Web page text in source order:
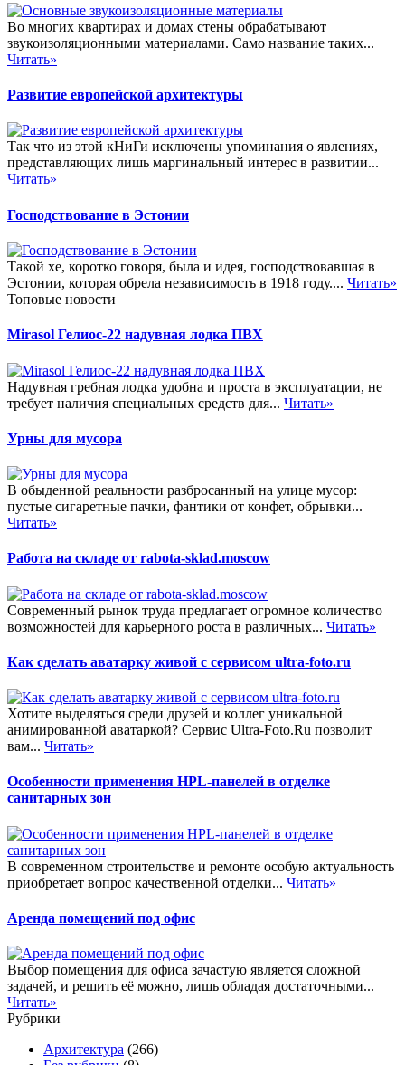
Во многих квартирах и домах стены обрабатывают
звукоизоляционными материалами. Само название таких...
Читать»
Развитие европейской архитектуры
Так что из этой кНиГи исключены упоминания о явлениях,
представляющих лишь маргинальный интерес в развитии...
Читать»
Господствование в Эстонии
Такой хе, коротко говоря, была и идея, господствовавшая в
Эстонии, которая обрела независимость в 1918 году.... Читать»
Топовые новости
Mirasol Гелиос-22 надувная лодка ПВХ
Надувная гребная лодка удобна и проста в эксплуатации, не
требует наличия специальных средств для... Читать»
Урны для мусора
В обыденной реальности разбросанный на улице мусор:
пустые сигаретные пачки, фантики от конфет, обрывки...
Читать»
Работа на складе от rabota-sklad.moscow
Современный рынок труда предлагает огромное количество
возможностей для карьерного роста в различных... Читать»
Как сделать аватарку живой с сервисом ultra-foto.ru
Хотите выделяться среди друзей и коллег уникальной
анимированной аватаркой? Сервис Ultra-Foto.Ru позволит
вам... Читать»
Особенности применения HPL-панелей в отделке
санитарных зон
В современном строительстве и ремонте особую актуальность
приобретает вопрос качественной отделки... Читать»
Аренда помещений под офис
Выбор помещения для офиса зачастую является сложной
задачей, и решить её можно, лишь обладая достаточными...
Читать»
Рубрики
Архитектура (266)